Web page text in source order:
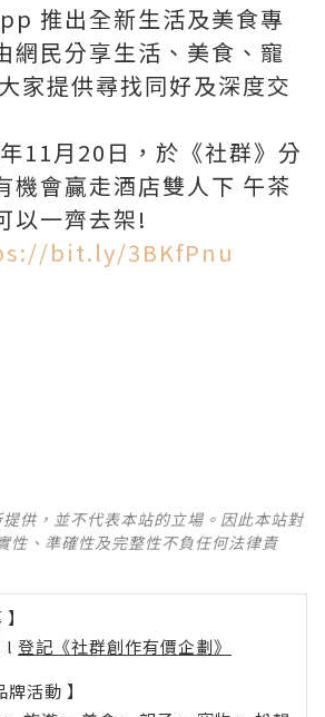
推出全新生活及美食專
網民分享生活、美食、寵
家提供尋找同好及深度交
11月20日，於《社群》分
機會贏走酒店雙人下 午茶
以一齊去架!
bit.ly/3BKfPnu
供，並不代表本站的立場。因此本站對
性、準確性及完整性不負任何法律責
l 登記《社群創作有價企劃》
活動 】